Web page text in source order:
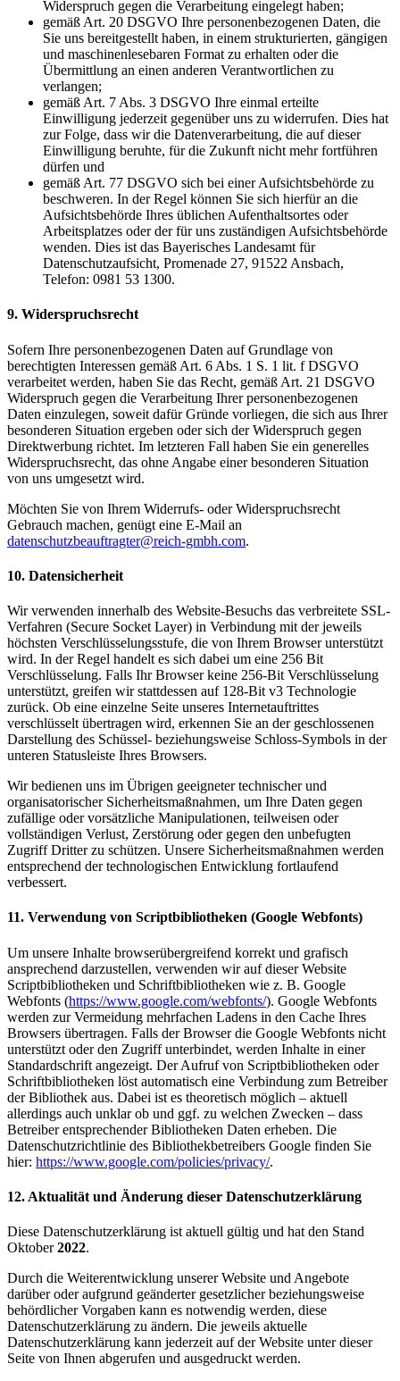
Widerspruch gegen die Verarbeitung eingelegt haben;
gemäß Art. 20 DSGVO Ihre personenbezogenen Daten, die
Sie uns bereitgestellt haben, in einem strukturierten, gängigen
und maschinenlesebaren Format zu erhalten oder die
Übermittlung an einen anderen Verantwortlichen zu
verlangen;
gemäß Art. 7 Abs. 3 DSGVO Ihre einmal erteilte
Einwilligung jederzeit gegenüber uns zu widerrufen. Dies hat
zur Folge, dass wir die Datenverarbeitung, die auf dieser
Einwilligung beruhte, für die Zukunft nicht mehr fortführen
dürfen und
gemäß Art. 77 DSGVO sich bei einer Aufsichtsbehörde zu
beschweren. In der Regel können Sie sich hierfür an die
Aufsichtsbehörde Ihres üblichen Aufenthaltsortes oder
Arbeitsplatzes oder der für uns zuständigen Aufsichtsbehörde
wenden. Dies ist das Bayerisches Landesamt für
Datenschutzaufsicht, Promenade 27, 91522 Ansbach,
Telefon: 0981 53 1300.
9. Widerspruchsrecht
Sofern Ihre personenbezogenen Daten auf Grundlage von
berechtigten Interessen gemäß Art. 6 Abs. 1 S. 1 lit. f DSGVO
verarbeitet werden, haben Sie das Recht, gemäß Art. 21 DSGVO
Widerspruch gegen die Verarbeitung Ihrer personenbezogenen
Daten einzulegen, soweit dafür Gründe vorliegen, die sich aus Ihrer
besonderen Situation ergeben oder sich der Widerspruch gegen
Direktwerbung richtet. Im letzteren Fall haben Sie ein generelles
Widerspruchsrecht, das ohne Angabe einer besonderen Situation
von uns umgesetzt wird.
Möchten Sie von Ihrem Widerrufs- oder Widerspruchsrecht
Gebrauch machen, genügt eine E-Mail an
datenschutzbeauftragter@reich-gmbh.com.
10. Datensicherheit
Wir verwenden innerhalb des Website-Besuchs das verbreitete SSL-
Verfahren (Secure Socket Layer) in Verbindung mit der jeweils
höchsten Verschlüsselungsstufe, die von Ihrem Browser unterstützt
wird. In der Regel handelt es sich dabei um eine 256 Bit
Verschlüsselung. Falls Ihr Browser keine 256-Bit Verschlüsselung
unterstützt, greifen wir stattdessen auf 128-Bit v3 Technologie
zurück. Ob eine einzelne Seite unseres Internetauftrittes
verschlüsselt übertragen wird, erkennen Sie an der geschlossenen
Darstellung des Schüssel- beziehungsweise Schloss-Symbols in der
unteren Statusleiste Ihres Browsers.
Wir bedienen uns im Übrigen geeigneter technischer und
organisatorischer Sicherheitsmaßnahmen, um Ihre Daten gegen
zufällige oder vorsätzliche Manipulationen, teilweisen oder
vollständigen Verlust, Zerstörung oder gegen den unbefugten
Zugriff Dritter zu schützen. Unsere Sicherheitsmaßnahmen werden
entsprechend der technologischen Entwicklung fortlaufend
verbessert.
11. Verwendung von Scriptbibliotheken (Google Webfonts)
Um unsere Inhalte browserübergreifend korrekt und grafisch
ansprechend darzustellen, verwenden wir auf dieser Website
Scriptbibliotheken und Schriftbibliotheken wie z. B. Google
Webfonts (https://www.google.com/webfonts/). Google Webfonts
werden zur Vermeidung mehrfachen Ladens in den Cache Ihres
Browsers übertragen. Falls der Browser die Google Webfonts nicht
unterstützt oder den Zugriff unterbindet, werden Inhalte in einer
Standardschrift angezeigt. Der Aufruf von Scriptbibliotheken oder
Schriftbibliotheken löst automatisch eine Verbindung zum Betreiber
der Bibliothek aus. Dabei ist es theoretisch möglich – aktuell
allerdings auch unklar ob und ggf. zu welchen Zwecken – dass
Betreiber entsprechender Bibliotheken Daten erheben. Die
Datenschutzrichtlinie des Bibliothekbetreibers Google finden Sie
hier: https://www.google.com/policies/privacy/.
12. Aktualität und Änderung dieser Datenschutzerklärung
Diese Datenschutzerklärung ist aktuell gültig und hat den Stand
Oktober2022.
Durch die Weiterentwicklung unserer Website und Angebote
darüber oder aufgrund geänderter gesetzlicher beziehungsweise
behördlicher Vorgaben kann es notwendig werden, diese
Datenschutzerklärung zu ändern. Die jeweils aktuelle
Datenschutzerklärung kann jederzeit auf der Website unter dieser
Seite von Ihnen abgerufen und ausgedruckt werden.